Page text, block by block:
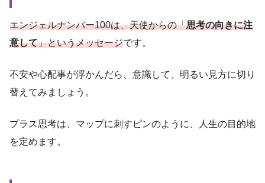
エンジェルナンバー100は、天使からの「思考の向きに注
意して」というメッセージです。
不安や心配事が浮かんだら、意識して、明るい見方に切り
替えてみましょう。
プラス思考は、マップに刺すピンのように、人生の目的地
を定めます。